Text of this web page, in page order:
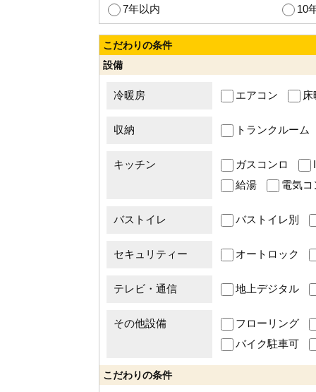
7年以内
10
こだわりの条件
設備
冷暖房 エアコン
収納 トランクルーム
キッチン ガスコンロ
給湯
電気コ
バストイレ バストイレ別
セキュリティー オートロック
テレビ・通信 地上デジタル
その他設備
フローリング
バイク駐車可
こだわりの条件